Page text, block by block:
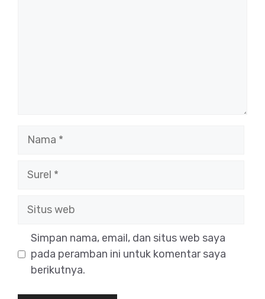
Nama
Surel
Situs
Simpan nama, email, dan situs web saya
pada peramban ini untuk komentar saya
berikutnya.